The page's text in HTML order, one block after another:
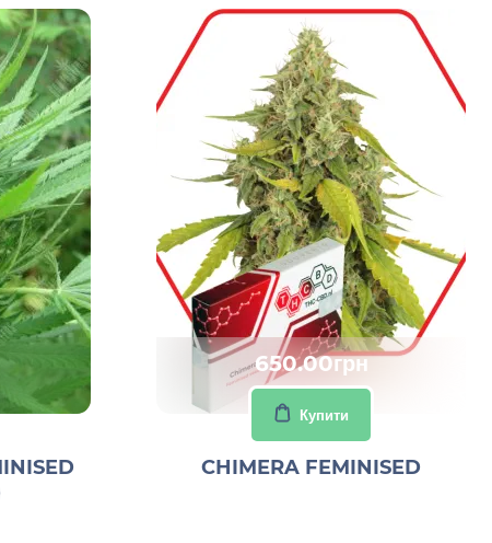
650.00грн
Купити
CHIMERA FEMINISED